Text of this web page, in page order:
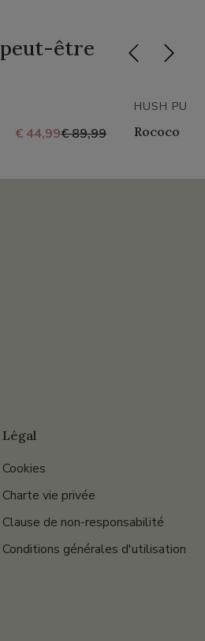
peut-être
€ 44,99€ 89,99
HUSH
Rococo
Légal
Cookies
Charte vie privée
Clause de non-responsabilité
Conditions générales d'utilisation